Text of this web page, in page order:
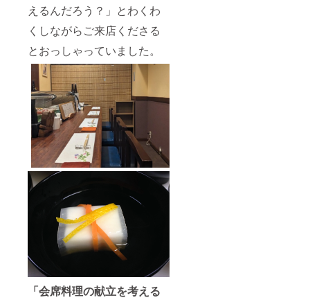
えるんだろう？」とわくわ
くしながらご来店くださる
とおっしゃっていました。
「会席料理の献立を考える